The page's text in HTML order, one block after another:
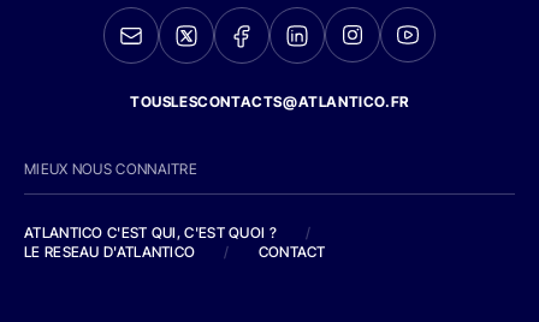
TOUSLESCONTACTS@ATLANTICO.FR
MIEUX NOUS CONNAITRE
ATLANTICO C'EST QUI, C'EST QUOI ?
/
LE RESEAU D'ATLANTICO
/ CONTACT